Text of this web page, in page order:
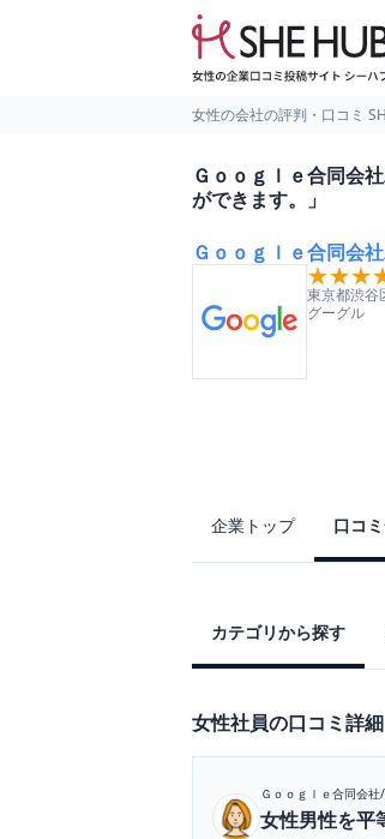
女性の会社の評判・口コミ
Ｇｏｏｇｌｅ合同会
ができます。」
Ｇｏｏｇｌｅ合同会
東京都渋谷
グーグル
企業トップ 口コ
カテゴリから探す
女性社員の口コミ詳細
Ｇｏｏｇｌｅ合同会
女性男性を平